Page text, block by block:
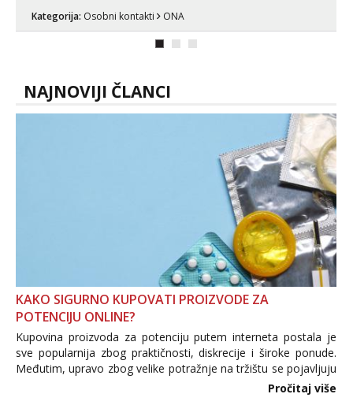
Telegram. +385 91 723 0045
Kategorija: Osobni kontakti ONA
NAJNOVIJI ČLANCI
KAKO SIGURNO KUPOVATI PROIZVODE ZA
POTENCIJU ONLINE?
Kupovina proizvoda za potenciju putem interneta postala je
sve popularnija zbog praktičnosti, diskrecije i široke ponude.
Međutim, upravo zbog velike potražnje na tržištu se pojavljuju
i brojni krivotvoreni proizvodi, nepouzdane internetske
Pročitaj više